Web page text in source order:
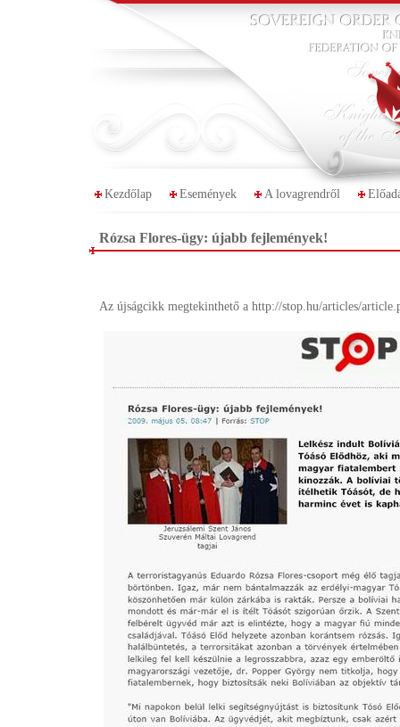
Kezdőlap Események A lovagrendről
Rózsa Flores-ügy: újabb fejlemények!
Az újságcikk megtekinthető a http://stop.hu/articles/